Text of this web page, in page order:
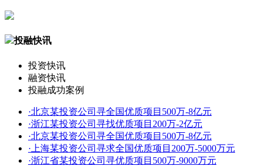
投融快讯
投资快讯
融资快讯
投融成功案例
·北京某投资公司寻全国优质项目500万-8亿元
·浙江某投资公司寻找优质项目200万-2亿元
·北京某投资公司寻全国优质项目500万-8亿元
· 上海某投资公司寻求全国优质项目200万-5000万元
·浙江省某投资公司寻优质项目500万-9000万元